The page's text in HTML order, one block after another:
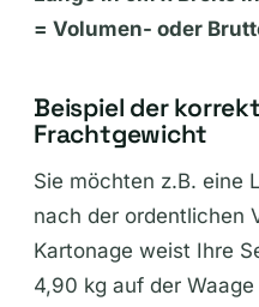
= Volumen- oder
Beispiel der
Frachtgewicht
Sie möchten z.B. eine
nach der ordentlichen
Kartonage weist Ihre
4,90 kg auf der